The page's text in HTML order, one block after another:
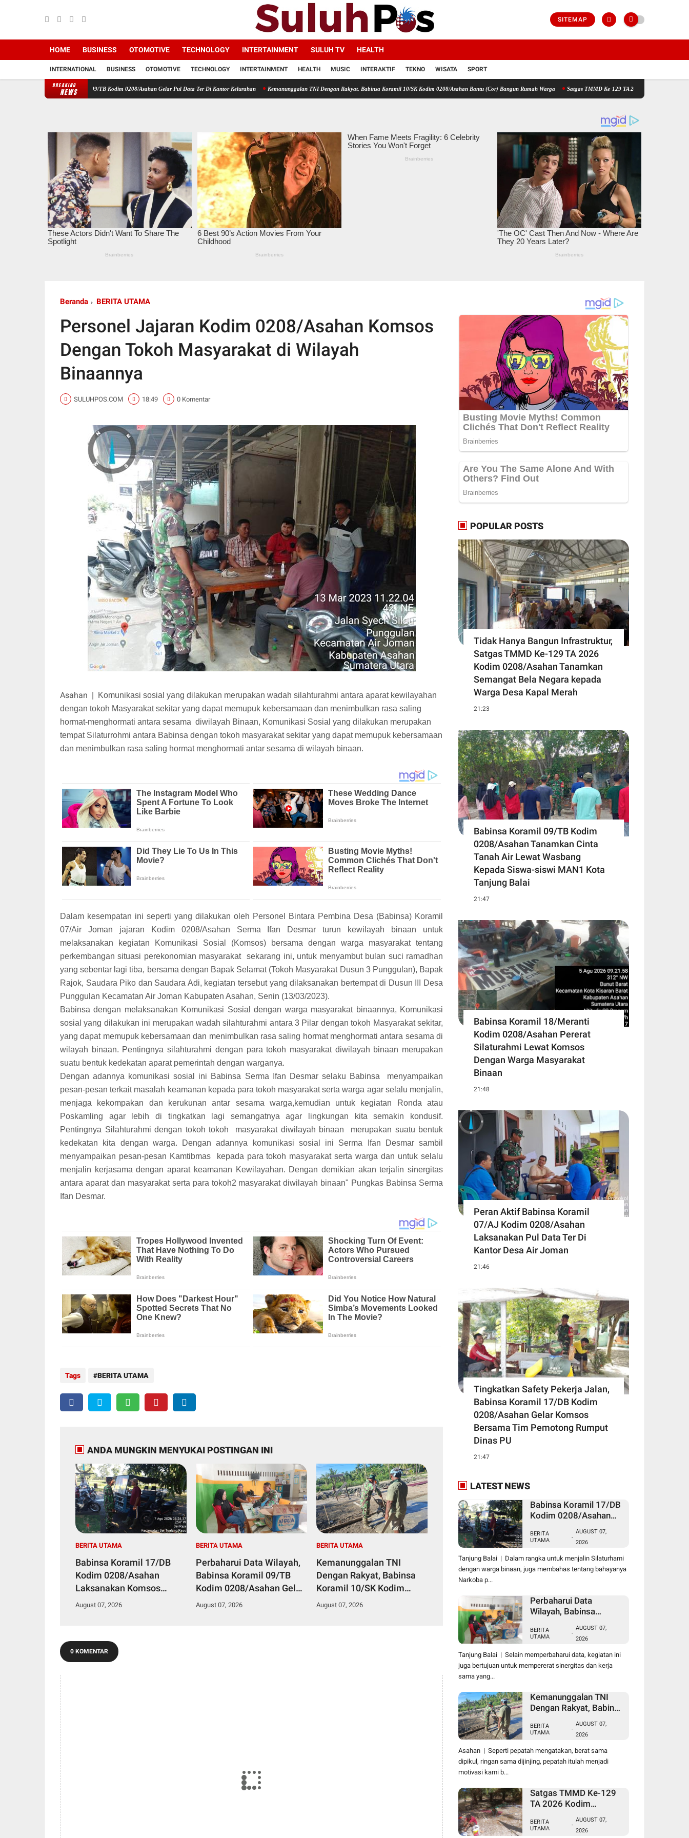
SITEMAP
HOME BUSINESS OTOMOTIVE TECHNOLOGY INTERTAINMENT SULUH TV HEALTH
INTERNATIONAL BUSINESS OTOMOTIVE TECHNOLOGY INTERTAINMENT HEALTH MUSIC INTERAKTIF TEKNO WISATA SPORT
BREAKING
NEWS
Babinsa Koramil 09/TB Kodim 0208/Asahan Gelar Pul Data Ter Di Kantor Kelurahan Kemanunggalan TNI Dengan Rakyat, Babinsa Koramil 10/SK Kodim 0208/Asahan Bantu (Cor) Bangun Rumah Warga Satgas TMMD Ke-129 TA 2026 Kodim 0208/Asahan Jadi
Beranda BERITA UTAMA
Personel Jajaran Kodim 0208/Asahan Komsos
Dengan Tokoh Masyarakat di Wilayah
Binaannya
SULUHPOS.COM 18:49 0 Komentar
Asahan
Komunikasi sosial yang dilakukan merupakan wadah silahturahmi antara aparat kewilayahan
dengan tokoh Masyarakat sekitar yang dapat memupuk kebersamaan dan menimbulkan rasa saling
hormat-menghormati antara sesama diwilayah Binaan, Komunikasi Sosial yang dilakukan merupakan
tempat Silaturrohmi antara Babinsa dengan tokoh masyarakat sekitar yang dapat memupuk kebersamaan
dan menimbulkan rasa saling hormat menghormati antar sesama di wilayah binaan.
Dalam kesempatan ini seperti yang dilakukan oleh Personel Bintara Pembina Desa (Babinsa) Koramil
07/Air Joman jajaran Kodim 0208/Asahan Serma Ifan Desmar turun kewilayah binaan untuk
melaksanakan kegiatan Komunikasi Sosial (Komsos) bersama dengan warga masyarakat tentang
perkembangan situasi perekonomian masyarakat
sekarang ini, untuk menyambut bulan suci ramadhan
yang sebentar lagi tiba, bersama dengan Bapak Selamat (Tokoh Masyarakat Dusun 3 Punggulan), Bapak
Rajok, Saudara Piko dan Saudara Adi, kegiatan tersebut yang dilaksanakan bertempat di Dusun III Desa
Punggulan Kecamatan Air Joman Kabupaten Asahan, Senin (13/03/2023).
Babinsa dengan melaksanakan Komunikasi Sosial dengan warga masyarakat binaannya, Komunikasi
sosial yang dilakukan ini merupakan wadah silahturahmi antara 3 Pilar dengan tokoh Masyarakat sekitar,
yang dapat memupuk kebersamaan dan menimbulkan rasa saling hormat menghormati antara sesama di
wilayah binaan. Pentingnya silahturahmi dengan para tokoh masyarakat diwilayah binaan merupakan
suatu bentuk kedekatan aparat pemerintah dengan warganya.
Dengan adannya komunikasi sosial ini Babinsa Serma Ifan Desmar selaku Babinsa menyampaikan
pesan-pesan terkait masalah keamanan kepada para tokoh masyarakat serta warga agar selalu menjalin,
menjaga kekompakan dan kerukunan antar sesama warga,kemudian untuk kegiatan Ronda atau
Poskamling agar lebih di tingkatkan lagi semangatnya agar lingkungan kita semakin kondusif.
Pentingnya Silahturahmi dengan tokoh tokoh masyarakat diwilayah binaan merupakan suatu bentuk
kedekatan kita dengan warga. Dengan adannya komunikasi sosial ini Serma Ifan Desmar sambil
menyampaikan pesan-pesan Kamtibmas kepada para tokoh masyarakat serta warga dan untuk selalu
menjalin kerjasama dengan aparat keamanan Kewilayahan. Dengan demikian akan terjalin sinergitas
antara aparat dan masyarakat serta para tokoh2 masyarakat diwilayah binaan" Pungkas Babinsa Serma
Ifan Desmar.
Tags BERITA UTAMA
ANDA MUNGKIN MENYUKAI POSTINGAN INI
BERITA UTAMA
Babinsa Koramil 17/DB
Kodim 0208/Asahan
Laksanakan Komsos
Bersama Dengan Abang
August 07, 2026
BERITA UTAMA
Perbaharui Data Wilayah,
Babinsa Koramil 09/TB
Kodim 0208/Asahan Gelar
Pul Data Ter Di Kantor
August 07, 2026
BERITA UTAMA
Kemanunggalan TNI
Dengan Rakyat, Babinsa
Koramil 10/SK Kodim
0208/Asahan Bantu (Cor)
August 07, 2026
0 KOMENTAR
POPULAR POSTS
Tidak Hanya Bangun Infrastruktur,
Satgas TMMD Ke-129 TA 2026
Kodim 0208/Asahan Tanamkan
Semangat Bela Negara kepada
Warga Desa Kapal Merah
21:23
Babinsa Koramil 09/TB Kodim
0208/Asahan Tanamkan Cinta
Tanah Air Lewat Wasbang
Kepada Siswa-siswi MAN1 Kota
Tanjung Balai
21:47
Babinsa Koramil 18/Meranti
Kodim 0208/Asahan Pererat
Silaturahmi Lewat Komsos
Dengan Warga Masyarakat
Binaan
21:48
Peran Aktif Babinsa Koramil
07/AJ Kodim 0208/Asahan
Laksanakan Pul Data Ter Di
Kantor Desa Air Joman
21:46
Tingkatkan Safety Pekerja Jalan,
Babinsa Koramil 17/DB Kodim
0208/Asahan Gelar Komsos
Bersama Tim Pemotong Rumput
Dinas PU
21:47
LATEST NEWS
Babinsa Koramil 17/DB
Kodim 0208/Asahan
Bersama Dengan Abang
BERITA
UTAMA
-
AUGUST 07,
2026
Tanjung Balai | Dalam rangka untuk menjalin Silaturhami
dengan warga binaan, juga membahas tentang bahayanya
Narkoba p...
Perbaharui Data
Wilayah, Babinsa
0208/Asahan Gelar Pul
Data Ter Di Kantor
Kelurahan
BERITA
UTAMA
-
AUGUST 07,
2026
Tanjung Balai | Selain memperbaharui data, kegiatan ini
juga bertujuan untuk mempererat sinergitas dan kerja
sama yang...
Kemanunggalan TNI
Dengan Rakyat, Babinsa
0208/Asahan Bantu
(Cor) Bangun Rumah
Warga
BERITA
UTAMA
-
AUGUST 07,
2026
Asahan | Seperti pepatah mengatakan, berat sama
dipikul, ringan sama dijinjing, pepatah itulah menjadi
motivasi kami b...
Satgas TMMD Ke-129
TA 2026 Kodim
Solusi Renovasi
Mushollah Al Maghribi
BERITA
UTAMA
-
AUGUST 07,
2026